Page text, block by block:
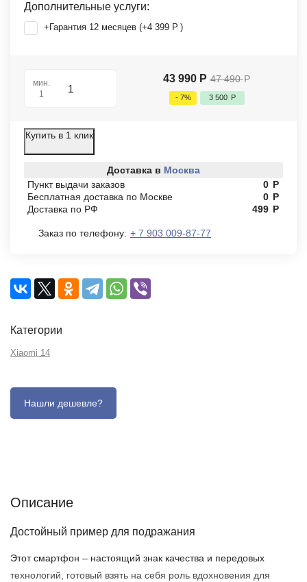
Дополнительные услуги:
+Гарантия 12 месяцев (+4 399 Р )
мин.
1
43 990 Р 47 490 Р
- 7% 3 500 Р
Купить в 1 клик
Доставка в Москва
Пункт выдачи заказов
0 Р
Бесплатная доставка по Москве
0 Р
Доставка по РФ
499 Р
Заказ по телефону: + 7 903 009-87-77
Категории
Xiaomi 14
Описание
Достойный пример для подражания
Этот смартфон – настоящий знак качества и передовых
технологий, готовый взять на себя роль вдохновения для